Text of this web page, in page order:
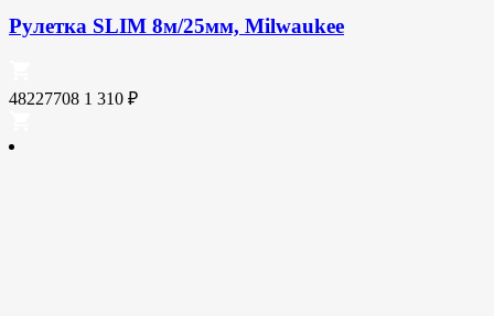
Рулетка SLIM 8м/25мм, Milwaukee
48227708 1 310 ₽